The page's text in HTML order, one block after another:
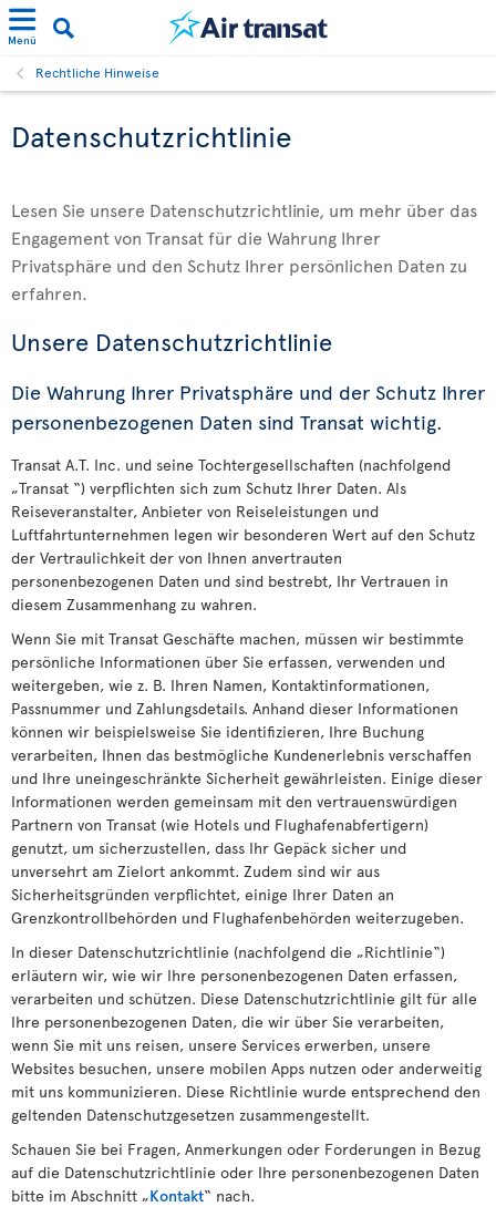
Menü
Rechtliche Hinweise
Datenschutzrichtlinie
Lesen Sie unsere Datenschutzrichtlinie, um mehr über das
Engagement von Transat für die Wahrung Ihrer
Privatsphäre und den Schutz Ihrer persönlichen Daten zu
erfahren.
Unsere Datenschutzrichtlinie
Die Wahrung Ihrer Privatsphäre und der Schutz Ihrer
personenbezogenen Daten sind Transat wichtig.
Transat A.T. Inc. und seine Tochtergesellschaften (nachfolgend
„Transat “) verpflichten sich zum Schutz Ihrer Daten. Als
Reiseveranstalter, Anbieter von Reiseleistungen und
Luftfahrtunternehmen legen wir besonderen Wert auf den Schutz
der Vertraulichkeit der von Ihnen anvertrauten
personenbezogenen Daten und sind bestrebt, Ihr Vertrauen in
diesem Zusammenhang zu wahren.
Wenn Sie mit Transat Geschäfte machen, müssen wir bestimmte
persönliche Informationen über Sie erfassen, verwenden und
weitergeben, wie z. B. Ihren Namen, Kontaktinformationen,
Passnummer und Zahlungsdetails. Anhand dieser Informationen
können wir beispielsweise Sie identifizieren, Ihre Buchung
verarbeiten, Ihnen das bestmögliche Kundenerlebnis verschaffen
und Ihre uneingeschränkte Sicherheit gewährleisten. Einige dieser
Informationen werden gemeinsam mit den vertrauenswürdigen
Partnern von Transat (wie Hotels und Flughafenabfertigern)
genutzt, um sicherzustellen, dass Ihr Gepäck sicher und
unversehrt am Zielort ankommt. Zudem sind wir aus
Sicherheitsgründen verpflichtet, einige Ihrer Daten an
Grenzkontrollbehörden und Flughafenbehörden weiterzugeben.
In dieser Datenschutzrichtlinie (nachfolgend die „Richtlinie“)
erläutern wir, wie wir Ihre personenbezogenen Daten erfassen,
verarbeiten und schützen. Diese Datenschutzrichtlinie gilt für alle
Ihre personenbezogenen Daten, die wir über Sie verarbeiten,
wenn Sie mit uns reisen, unsere Services erwerben, unsere
Websites besuchen, unsere mobilen Apps nutzen oder anderweitig
mit uns kommunizieren. Diese Richtlinie wurde entsprechend den
geltenden Datenschutzgesetzen zusammengestellt.
Schauen Sie bei Fragen, Anmerkungen oder Forderungen in Bezug
auf die Datenschutzrichtlinie oder Ihre personenbezogenen Daten
bitte im Abschnitt „Kontakt“ nach.